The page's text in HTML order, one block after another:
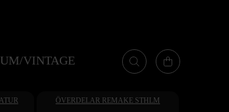
VINTAGE
ÖVERDELAR REMAKE STHLM